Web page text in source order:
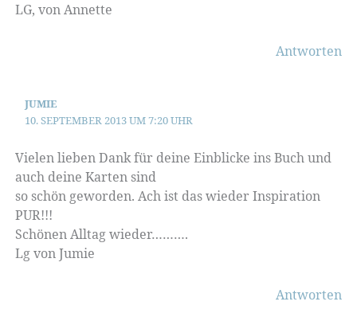
LG, von Annette
Antworten
JUMIE
10. SEPTEMBER 2013 UM 7:20 UHR
Vielen lieben Dank für deine Einblicke ins Buch und
auch deine Karten sind
so schön geworden. Ach ist das wieder Inspiration
PUR!!!
Schönen Alltag wieder……….
Lg von Jumie
Antworten